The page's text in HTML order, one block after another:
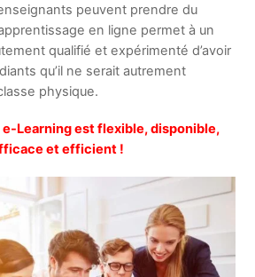
peuvent prendre du
en ligne permet à un
qualifié et expérimenté d’avoir
qu’il ne serait autrement
physique.
e-Learning est flexible, disponible,
et efficient !